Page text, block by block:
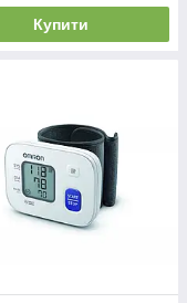
Купити